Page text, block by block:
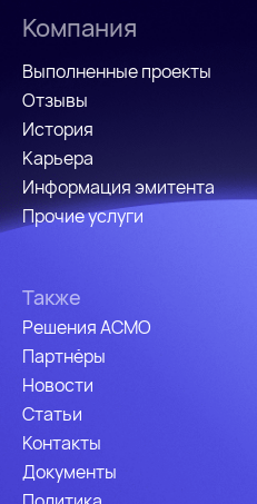
Компания
Выполненные проекты
Отзывы
История
Карьера
Информация эмитента
Прочие услуги
Также
Решения АСМО
Партнёры
Новости
Статьи
Контакты
Документы